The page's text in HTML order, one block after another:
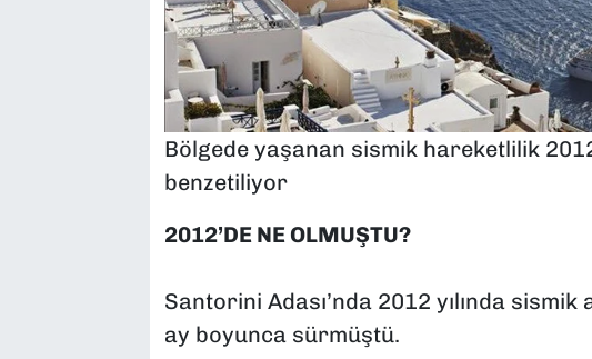
Bölgede yaşanan sismik hareketlilik
benzetiliyor
2012’DE NE OLMUŞTU?
Santorini Adası’nda 2012 yılında
ay boyunca sürmüştü.